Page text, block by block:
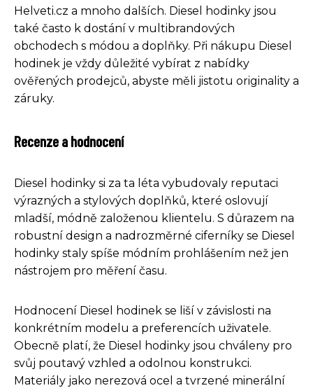
Helveti.cz a mnoho dalších. Diesel hodinky jsou
také často k dostání v multibrandových
obchodech s módou a doplňky. Při nákupu Diesel
hodinek je vždy důležité vybírat z nabídky
ověřených prodejců, abyste měli jistotu originality a
záruky.
Recenze a hodnocení
Diesel hodinky si za ta léta vybudovaly reputaci
výrazných a stylových doplňků, které oslovují
mladší, módně založenou klientelu. S důrazem na
robustní design a nadrozměrné ciferníky se Diesel
hodinky staly spíše módním prohlášením než jen
nástrojem pro měření času.
Hodnocení Diesel hodinek se liší v závislosti na
konkrétním modelu a preferencích uživatele.
Obecně platí, že Diesel hodinky jsou chváleny pro
svůj poutavý vzhled a odolnou konstrukci.
Materiály jako nerezová ocel a tvrzené minerální